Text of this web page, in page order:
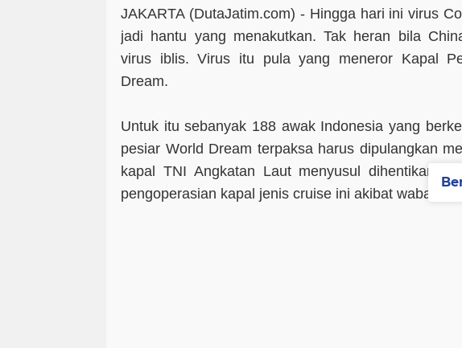
JAKARTA (DutaJatim.com) - Hingga hari ini virus
jadi hantu yang menakutkan. Tak heran bila
virus iblis. Virus itu pula yang meneror Kapal
Dream.
Untuk itu sebanyak 188 awak Indonesia yang
pesiar World Dream terpaksa harus dipulangkan
kapal TNI Angkatan Laut menyusul dihentikannya
pengoperasian kapal jenis cruise ini akibat wabah